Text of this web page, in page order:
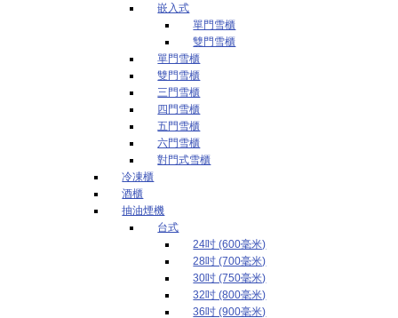
嵌入式
單門雪櫃
雙門雪櫃
單門雪櫃
雙門雪櫃
三門雪櫃
四門雪櫃
五門雪櫃
六門雪櫃
對門式雪櫃
冷凍櫃
酒櫃
抽油煙機
台式
24吋 (600毫米)
28吋 (700毫米)
30吋 (750毫米)
32吋 (800毫米)
36吋 (900毫米)